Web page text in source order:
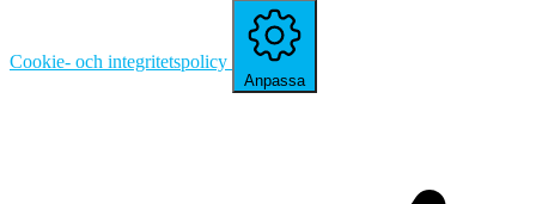
Cookie- och integritetspolicy
Anpassa